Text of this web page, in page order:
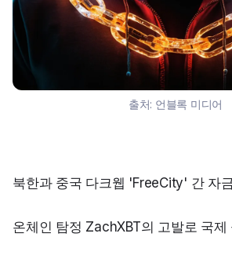
출처: 언블록 미디어
북한과 중국 다크웹 'FreeCity' 간 자
온체인 탐정 ZachXBT의 고발로 국제